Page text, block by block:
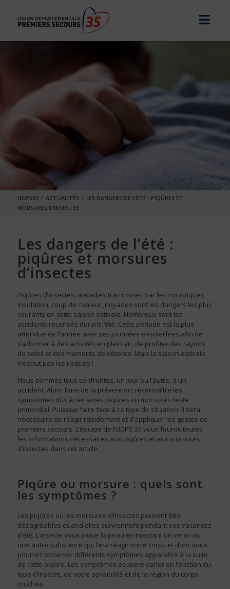
UDPS35 ACTUALITÉS
LES DANGERS DE L’ÉTÉ : PIQÛRES ET
MORSURES D’INSECTES
Les dangers de l’été :
piqûres et morsures
d’insectes
Piqûres d’insectes, maladies transmises par les moustiques,
insolation, coup de chaleur, noyades sont les dangers les plus
courants en cette saison estivale. Nombreux sont les
accidents recensés durant l’été. Cette période est la plus
attendue de l’année avec ses journées ensoleillées afin de
s’adonner à des activités en plein air, de profiter des rayons
du soleil et des moments de détente. Mais la saison estivale
n’exclut pas les risques !
Nous sommes tous confrontés, un jour ou l’autre, à un
accident. Alors faire de la prévention, reconnaître les
symptômes dûs à certaines piqûres ou morsures reste
primordial. Puisque faire face à ce type de situation, il sera
nécessaire de réagir rapidement et d’appliquer les gestes de
premiers secours. L’équipe de l’UDPS 35 vous fournit toutes
les informations nécessaires aux piqûres et aux morsures
d’insectes dans cet article.
Piqûre ou morsure : quels sont
les symptômes ?
Les piqûres ou les morsures d’insectes peuvent être
désagréables quand elles surviennent pendant vos vacances
d’été. L’insecte vous pique la peau en injectant un venin ou
une autre substance qui fera réagir votre corps et donc vous
pourrez observer différents symptômes apparaître à la suite
de cette piqûre. Les symptômes peuvent varier en fonction du
type d’insecte, de votre sensibilité et de la région du corps
touchée.